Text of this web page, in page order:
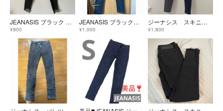
JEANASIS ブラック スキニーデニム フリンジ裾
¥900
JEANASIS ブラックデニム スキニー
¥1,000
ジーナシス スキニー デニムパンツ インディゴ M
¥1,800